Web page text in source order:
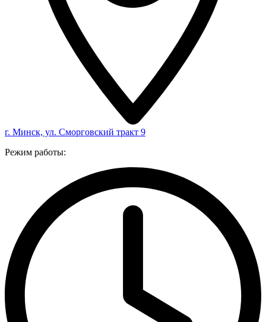
г. Минск, ул. Сморговский тракт 9
Режим работы: